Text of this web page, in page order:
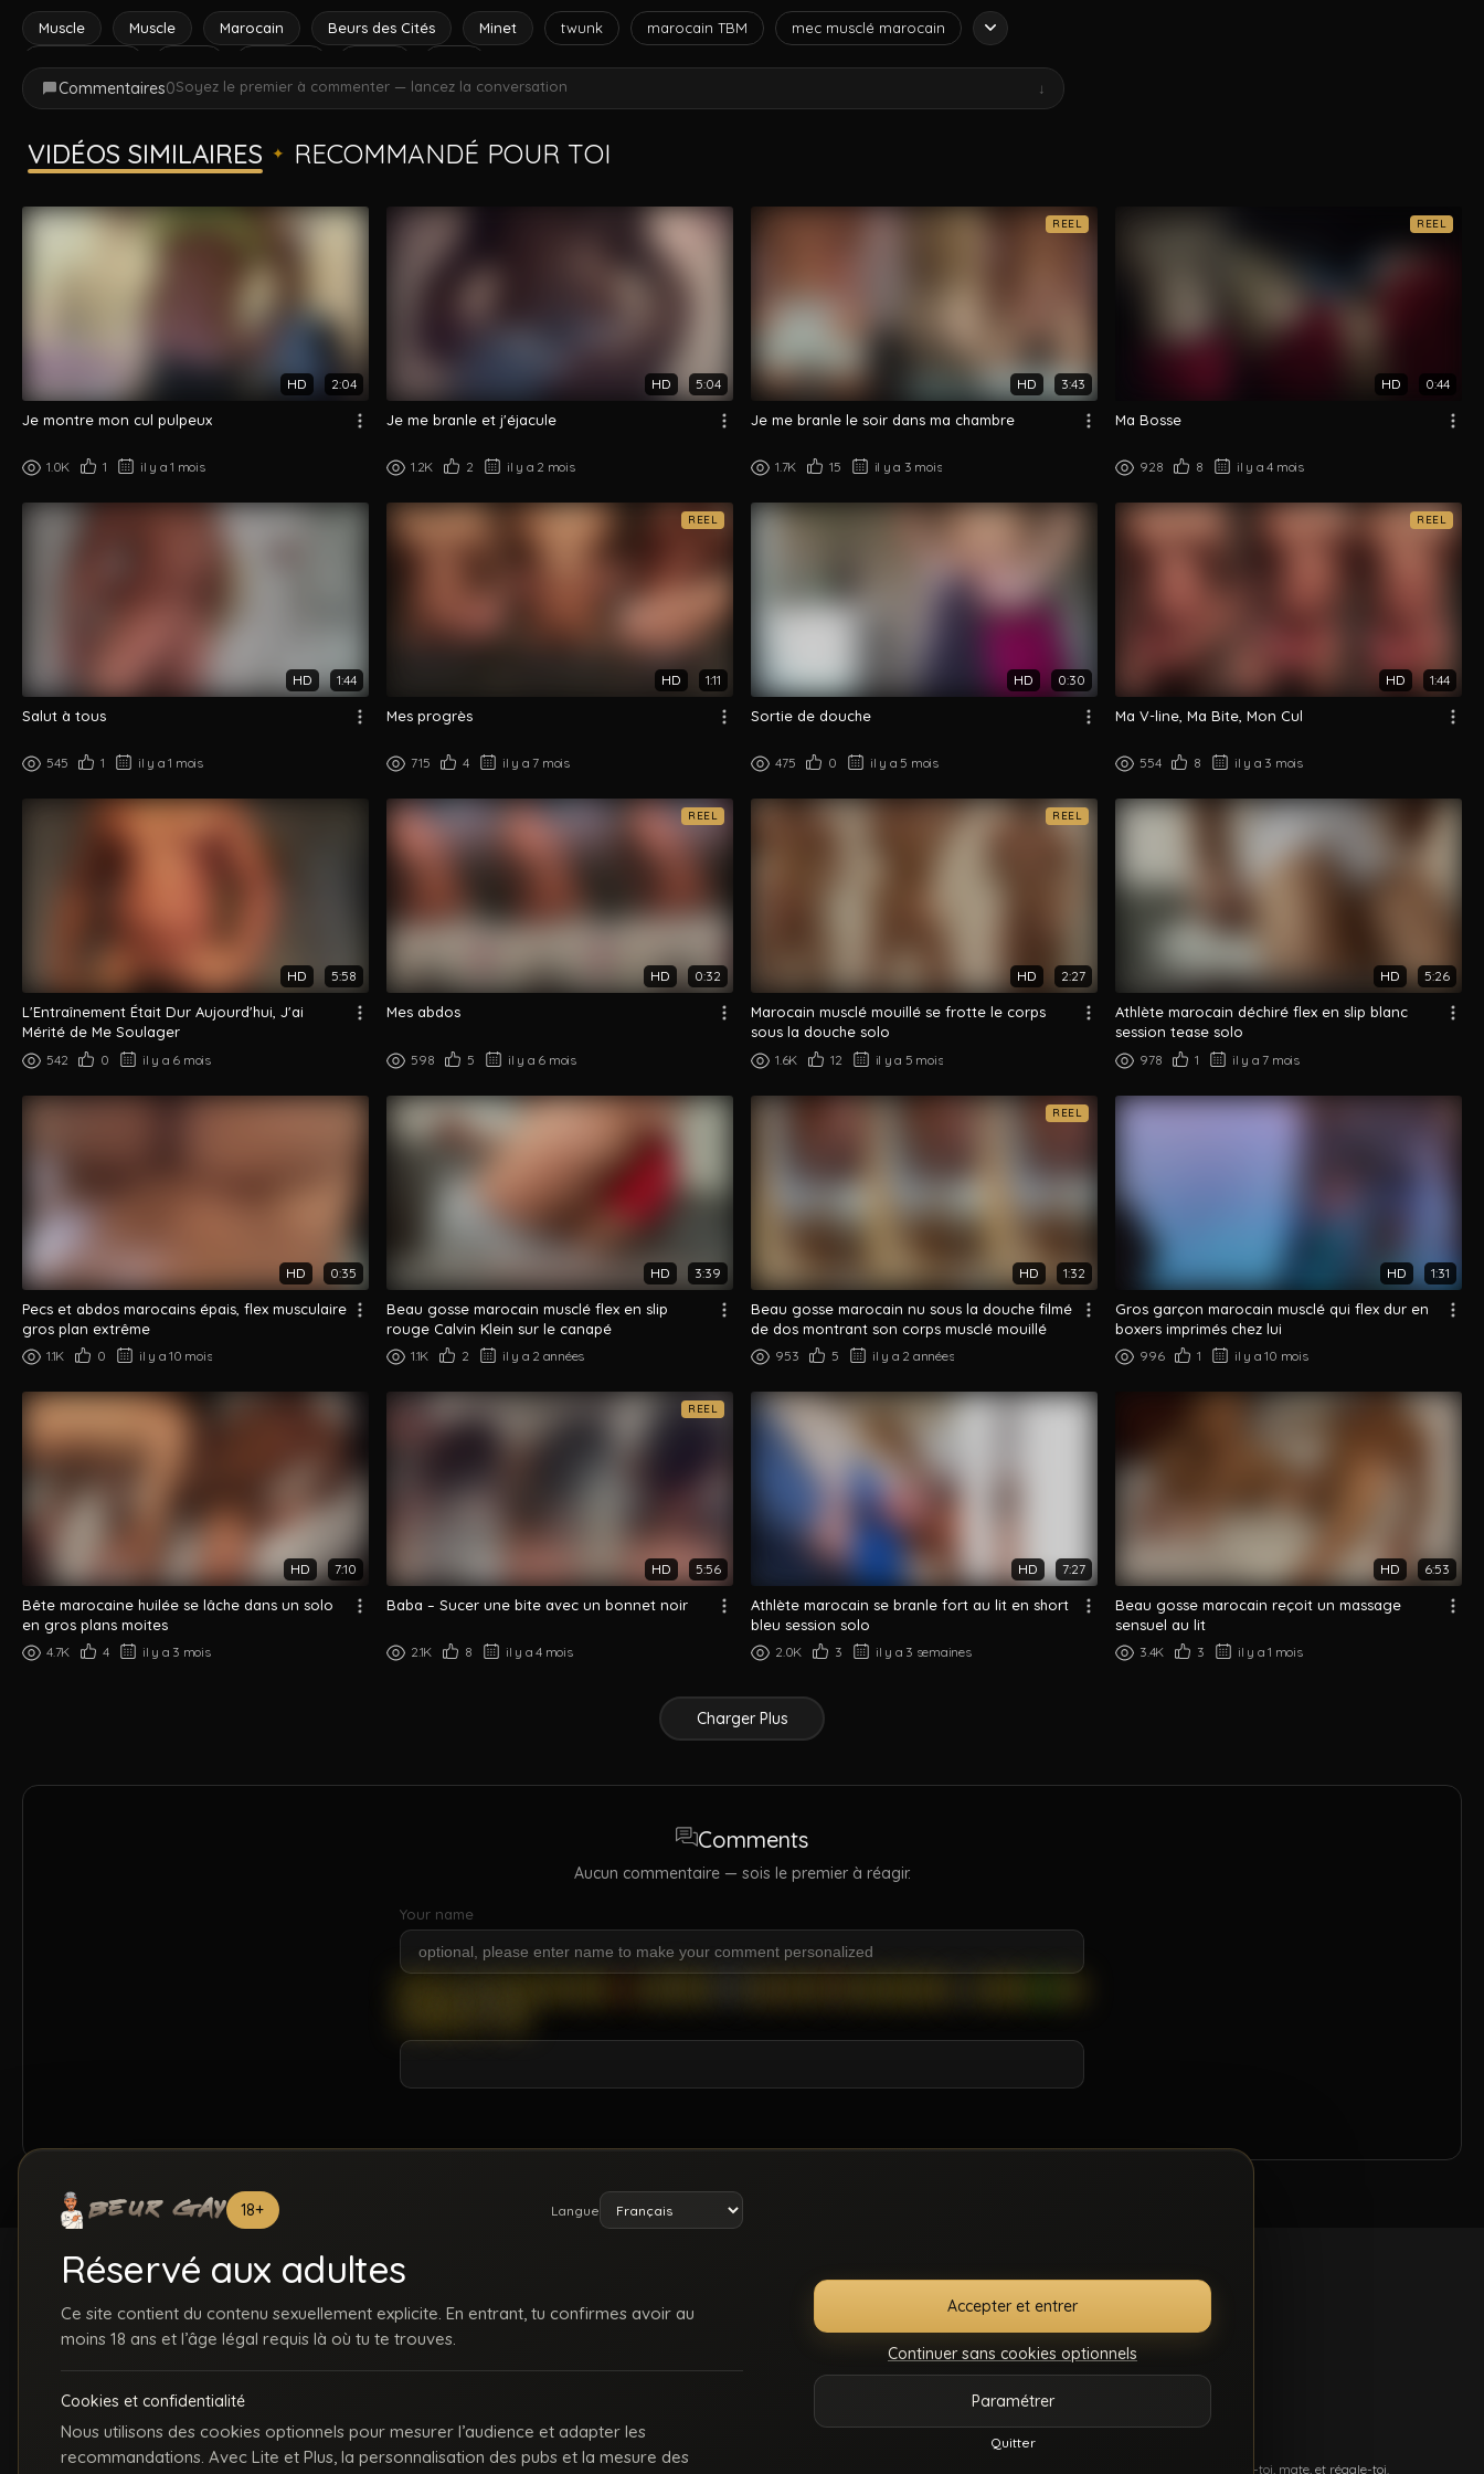
18+ Langue
Réservé aux adultes
Ce site contient du contenu sexuellement explicite. En entrant, tu confirmes avoir au
moins 18 ans et l’âge légal requis là où tu te trouves.
Cookies et confidentialité
Nous utilisons des cookies optionnels pour mesurer l’audience et adapter les
recommandations. Avec Lite et Plus, la personnalisation des pubs et la mesure des
Accepter et entrer
Continuer sans cookies optionnels
Paramétrer
Quitter
Muscle Muscle Marocain Beurs des Cités Minet twunk marocain TBM
mec musclé marocain
Commentaires0Soyez le premier à commenter — lancez la conversation ↓
VIDÉOS SIMILAIRES ✦ RECOMMANDÉ POUR TOI
HD 2:04
Je montre mon cul pulpeux
1.0K 1 il y a 1 mois
HD 5:04
Je me branle et j'éjacule
1.2K 2 il y a 2 mois
REEL
HD 3:43
Je me branle le soir dans ma chambre
1.7K 15 il y a 3 mois
REEL
HD 0:44
Ma Bosse
928 8 il y a 4 mois
HD 1:44
Salut à tous
545 1 il y a 1 mois
REEL
HD 1:11
Mes progrès
715 4 il y a 7 mois
HD 0:30
Sortie de douche
475 0 il y a 5 mois
REEL
HD 1:44
Ma V-line, Ma Bite, Mon Cul
554 8 il y a 3 mois
HD 5:58
L'Entraînement Était Dur Aujourd'hui, J'ai
Mérité de Me Soulager
542 0 il y a 6 mois
REEL
HD 0:32
Mes abdos
598 5 il y a 6 mois
REEL
HD 2:27
Marocain musclé mouillé se frotte le corps
sous la douche solo
1.6K 12 il y a 5 mois
HD 5:26
Athlète marocain déchiré flex en slip blanc
session tease solo
978 1 il y a 7 mois
HD 0:35
Pecs et abdos marocains épais, flex musculaire
gros plan extrême
1.1K 0 il y a 10 mois
HD 3:39
Beau gosse marocain musclé flex en slip
rouge Calvin Klein sur le canapé
1.1K 2 il y a 2 années
REEL
HD 1:32
Beau gosse marocain nu sous la douche filmé
de dos montrant son corps musclé mouillé
953 5 il y a 2 années
HD 1:31
Gros garçon marocain musclé qui flex dur en
boxers imprimés chez lui
996 1 il y a 10 mois
HD 7:10
Bête marocaine huilée se lâche dans un solo
en gros plans moites
4.7K 4 il y a 3 mois
REEL
HD 5:56
Baba – Sucer une bite avec un bonnet noir
2.1K 8 il y a 4 mois
HD 7:27
Athlète marocain se branle fort au lit en short
bleu session solo
2.0K 3 il y a 3 semaines
HD 6:53
Beau gosse marocain reçoit un massage
sensuel au lit
3.4K 3 il y a 1 mois
Charger Plus
Comments
Aucun commentaire — sois le premier à réagir.
Your name
CONDITIONS
2257
COOKIES
La première communauté en ligne dédiée au porno gay beur et métissé : des keums du bled, des rebeus bien montés, des lascars actifs, des passifs affamés, et du sexe hard comme tu kiffes. Pose-toi, mate, et régale-toi.